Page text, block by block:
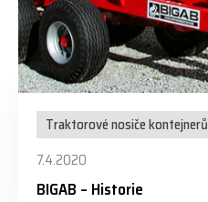
Traktorové nosiče kontejnerů
7.4.2020
BIGAB – Historie